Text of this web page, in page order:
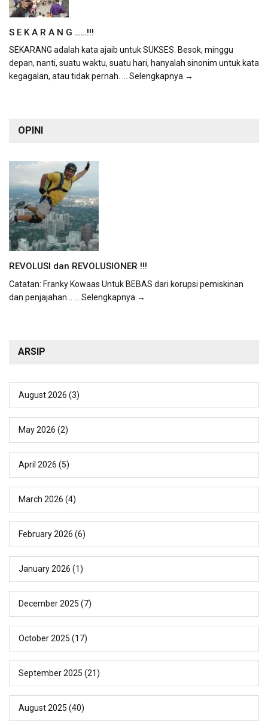
S E K A R A N G ……!!!
SEKARANG adalah kata ajaib untuk SUKSES. Besok, minggu
depan, nanti, suatu waktu, suatu hari, hanyalah sinonim untuk kata
kegagalan, atau tidak pernah. ... Selengkapnya →
OPINI
REVOLUSI dan REVOLUSIONER !!!
Catatan: Franky Kowaas Untuk BEBAS dari korupsi pemiskinan
dan penjajahan...
... Selengkapnya →
ARSIP
August 2026 (3)
May 2026 (2)
April 2026 (5)
March 2026 (4)
February 2026 (6)
January 2026 (1)
December 2025 (7)
October 2025 (17)
September 2025 (21)
August 2025 (40)